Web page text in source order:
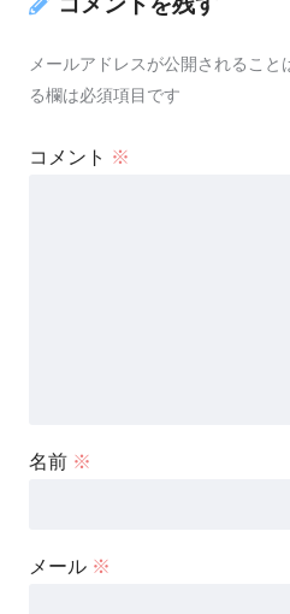
メールアドレスが公開されること
る欄は必須項目です
コメント ※
名前 ※
メール ※